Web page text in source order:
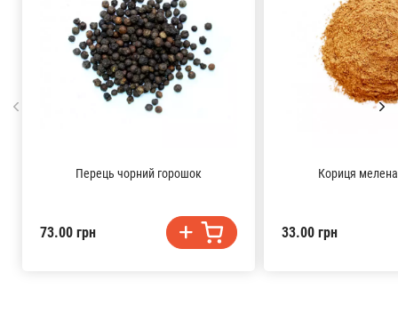
Перець чорний горошок
73.00 грн
Кориця
33.00 грн